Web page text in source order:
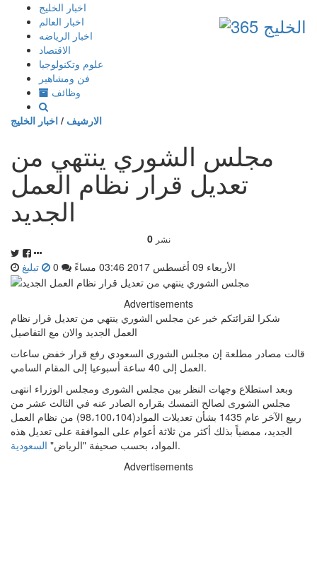
إذهب
المحتوى
اخبار الخليج
اخبار العالم
اخبار الرياضه
الاقتصاد
علوم وتكنولوجيا
فن ومشاهير
وظائف
الارشيف / اخبار الخليج
مجلس الشوري ينتهي من
تعديل قرار نظام العمل
الجديد
0 نشر
الأربعاء 09 أغسطس 2017 03:46 مساءً تبليغ
Advertisements
شكرا لقرائتكم خبر عن مجلس الشوري ينتهي من تعديل قرار نظام
العمل الجديد والان مع التفاصيل
قالت مصادر مطلعة إن مجلس الشورى السعودي رفع قرار خفض ساعات
العمل إلى 40 ساعة أسبوعيا إلى المقام السامي.
وبعد استطلاع وجهات النظر بين مجلس الشورى ومجلس الوزراء انتهى
مجلس الشورى لصالح التمسك بقراره الصادر عنه في الثالث عشر من
ربيع الآخر عام 1435 بشأن تعديلات المواد(98،100،104) من نظام العمل
الجديد، ممضياً بذلك أكثر من ثلاثة أعوام على الموافقة على تعديل هذه
المواد، بحسب صحيفة "الرياض" السعودية
.
Advertisements